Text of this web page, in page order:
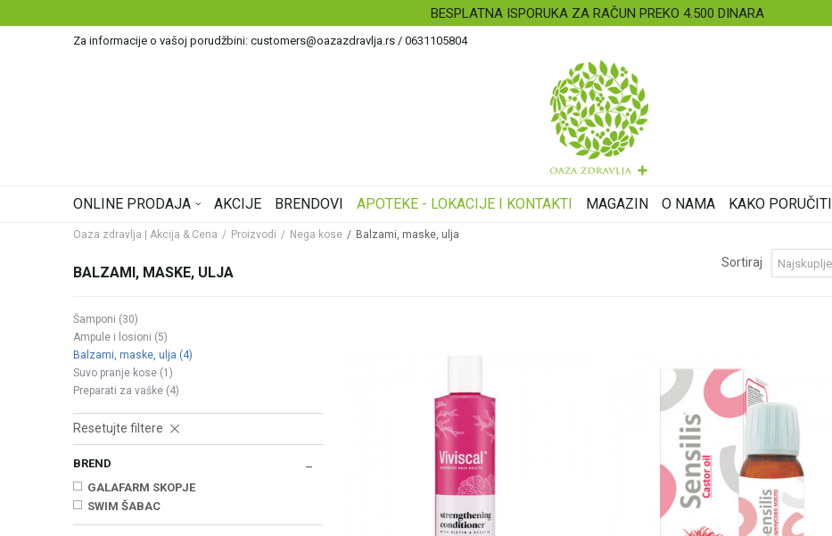
BESPLATNA ISPORUKA ZA RAČUN PREKO 4.500 DINARA
Za informacije o vašoj porudžbini: customers@oazazdravlja.rs / 0631105804
ONLINE PRODAJA AKCIJE BRENDOVI APOTEKE - LOKACIJE I KONTAKTI MAGAZIN O NAMA KAKO PORUČITI
Oaza zdravlja | Akcija & Cena Proizvodi Nega kose Balzami, maske, ulja
BALZAMI, MASKE, ULJA
Sortiraj
Šamponi (30)
Ampule i losioni (5)
Balzami, maske, ulja (4)
Suvo pranje kose (1)
Preparati za vaške (4)
Resetujte filtere
BREND
GALAFARM SKOPJE
SWIM ŠABAC